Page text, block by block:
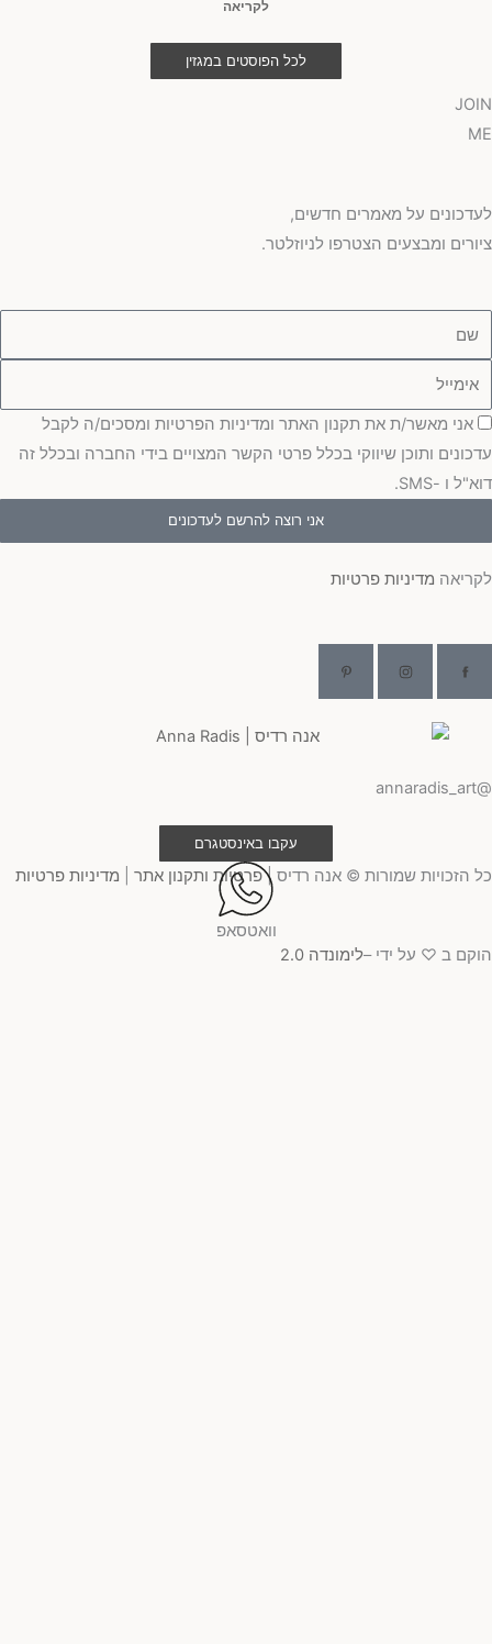
לקריאה
לכל הפוסטים במגזין
JOIN
ME
לעדכונים על מאמרים חדשים,
ציורים ומבצעים הצטרפו לניוזלטר.
הסכמה
אני מאשר/ת את תקנון האתר ומדיניות הפרטיות ומסכים/ה לקבל
עדכונים ותוכן שיווקי בכלל פרטי הקשר המצויים בידי החברה ובכלל זה
דוא"ל ו -SMS.
אני רוצה להרשם לעדכונים
לקריאה מדיניות פרטיות
@annaradis_art
עקבו באינסטגרם
כל הזכויות שמורות © אנה רדיס |פרטיות ותקנון אתר מדיניות פרטיות
הוקם ב ♡ על ידי –לימונדה 2.0
וואטסאפ